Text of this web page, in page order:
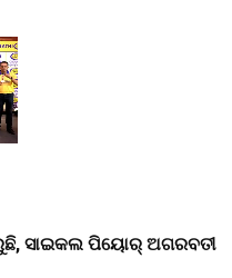
ସାଇକଲ ପିୟୋର୍‌ ଅଗରବତୀ